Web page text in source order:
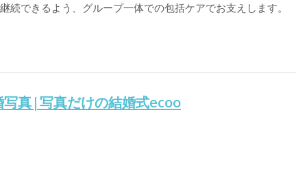
できるよう、グループ一体での包括ケアでお支えします。
写真|写真だけの結婚式ecoo